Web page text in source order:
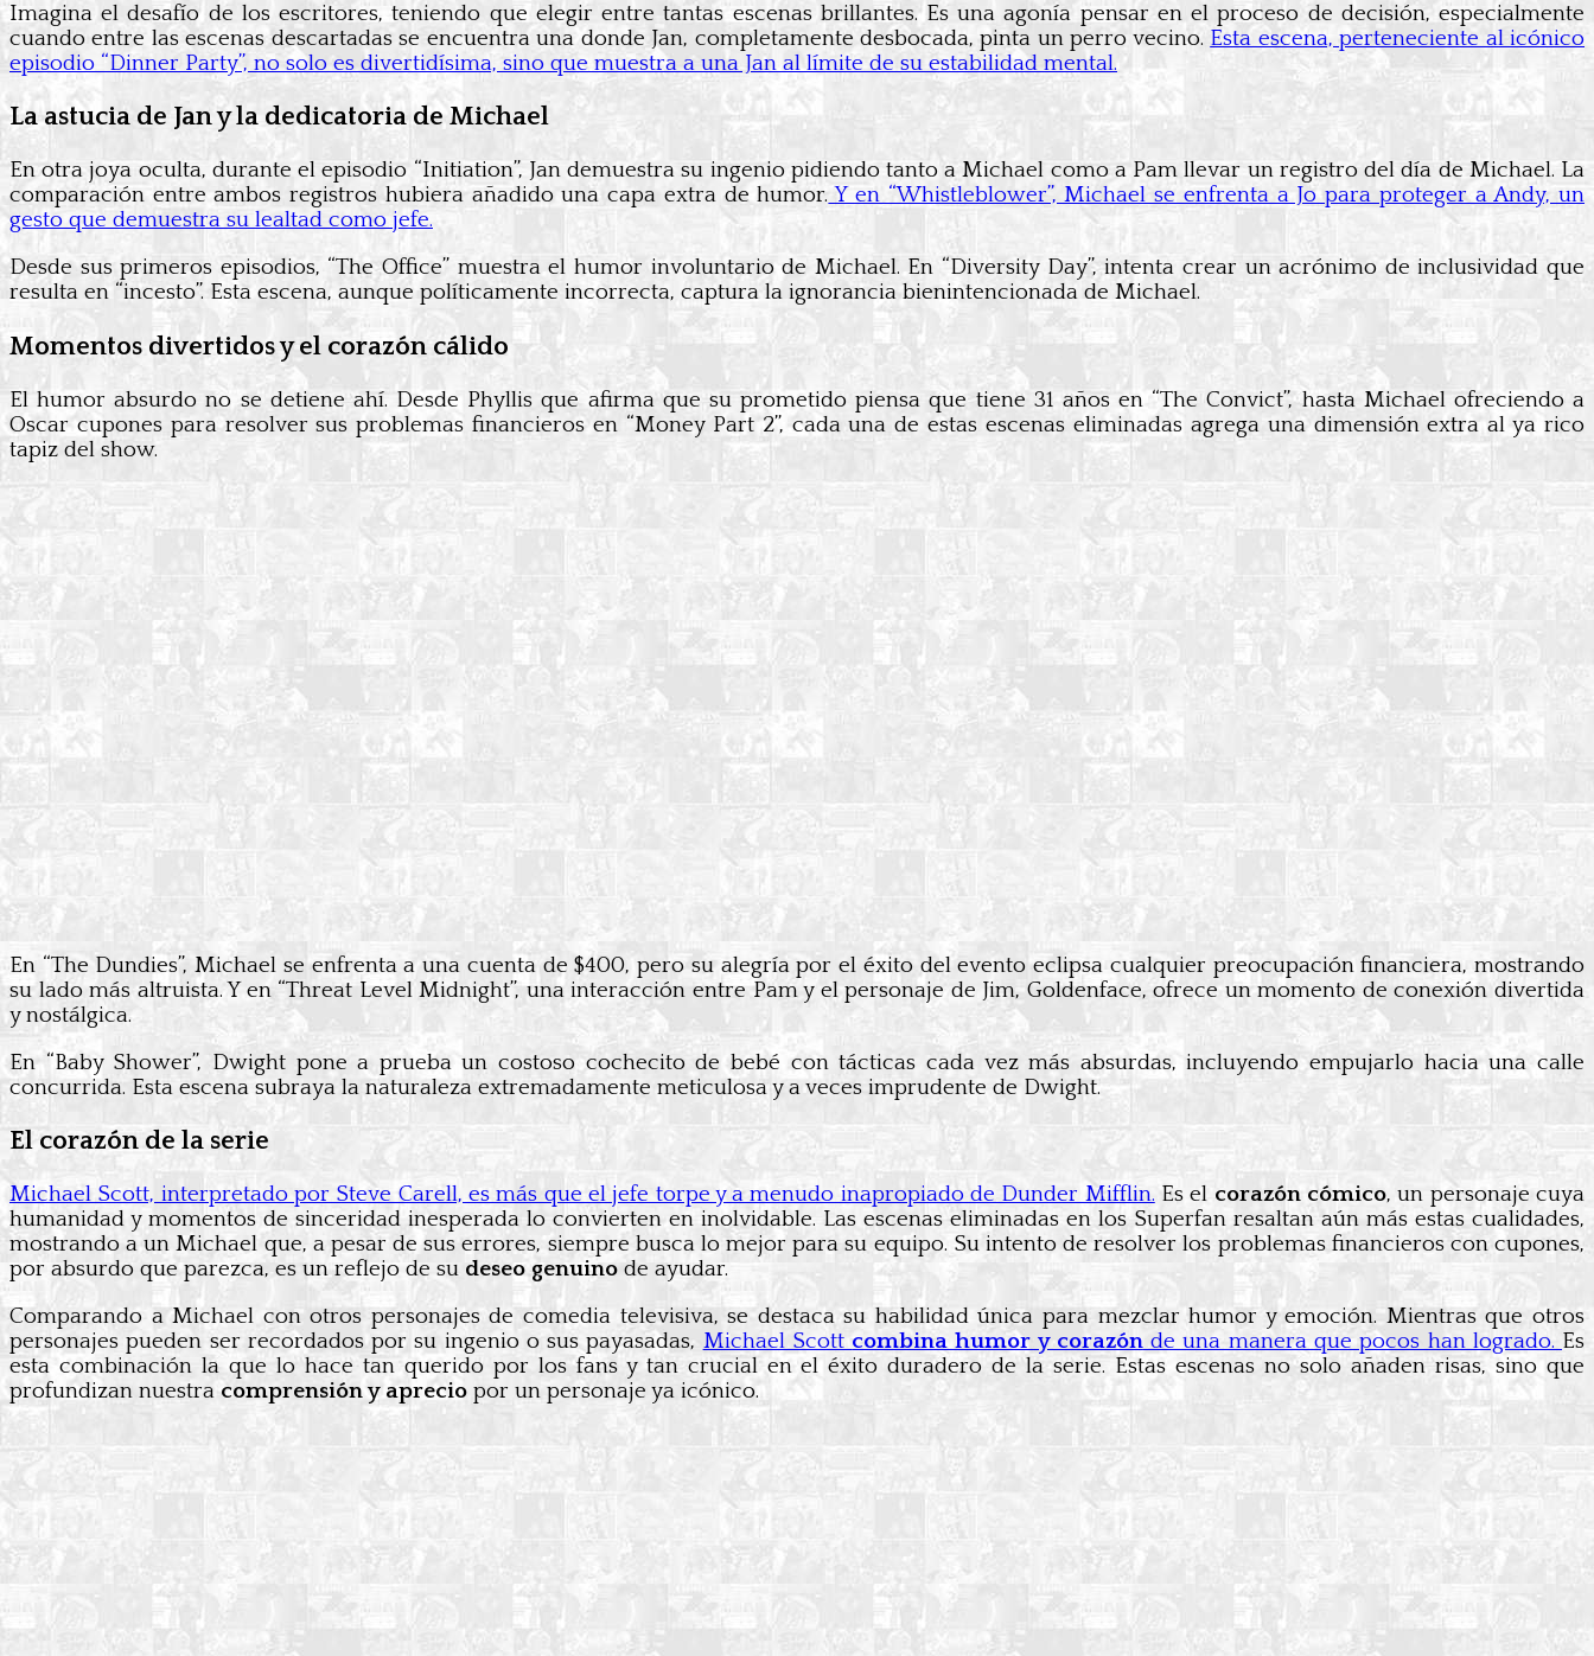
Imagina el desafío de los escritores, teniendo que elegir entre tantas escenas brillantes. Es una agonía pensar en el proceso de decisión, especialmente
cuando entre las escenas descartadas se encuentra una donde Jan, completamente desbocada, pinta un perro vecino. Esta escena, perteneciente al icónico
episodio “Dinner Party”, no solo es divertidísima, sino que muestra a una Jan al límite de su estabilidad mental.
La astucia de Jan y la dedicatoria de Michael
En otra joya oculta, durante el episodio “Initiation”, Jan demuestra su ingenio pidiendo tanto a Michael como a Pam llevar un registro del día de Michael. La
comparación entre ambos registros hubiera añadido una capa extra de humor. Y en “Whistleblower”, Michael se enfrenta a Jo para proteger a Andy, un
gesto que demuestra su lealtad como jefe.
Desde sus primeros episodios, “The Office” muestra el humor involuntario de Michael. En “Diversity Day”, intenta crear un acrónimo de inclusividad que
resulta en “incesto”. Esta escena, aunque políticamente incorrecta, captura la ignorancia bienintencionada de Michael.
Momentos divertidos y el corazón cálido
El humor absurdo no se detiene ahí. Desde Phyllis que afirma que su prometido piensa que tiene 31 años en “The Convict”, hasta Michael ofreciendo a
Oscar cupones para resolver sus problemas financieros en “Money Part 2”, cada una de estas escenas eliminadas agrega una dimensión extra al ya rico
tapiz del show.
En “The Dundies”, Michael se enfrenta a una cuenta de $400, pero su alegría por el éxito del evento eclipsa cualquier preocupación financiera, mostrando
su lado más altruista. Y en “Threat Level Midnight”, una interacción entre Pam y el personaje de Jim, Goldenface, ofrece un momento de conexión divertida
y nostálgica.
En “Baby Shower”, Dwight pone a prueba un costoso cochecito de bebé con tácticas cada vez más absurdas, incluyendo empujarlo hacia una calle
concurrida. Esta escena subraya la naturaleza extremadamente meticulosa y a veces imprudente de Dwight.
El corazón de la serie
Michael Scott, interpretado por Steve Carell, es más que el jefe torpe y a menudo inapropiado de Dunder Mifflin. Es el corazón cómico, un personaje cuya
humanidad y momentos de sinceridad inesperada lo convierten en inolvidable. Las escenas eliminadas en los Superfan resaltan aún más estas cualidades,
mostrando a un Michael que, a pesar de sus errores, siempre busca lo mejor para su equipo. Su intento de resolver los problemas financieros con cupones,
por absurdo que parezca, es un reflejo de su deseo genuino de ayudar.
Comparando a Michael con otros personajes de comedia televisiva, se destaca su habilidad única para mezclar humor y emoción. Mientras que otros
personajes pueden ser recordados por su ingenio o sus payasadas, Michael Scott combina humor y corazónde una manera que pocos han logrado. Es
esta combinación la que lo hace tan querido por los fans y tan crucial en el éxito duradero de la serie. Estas escenas no solo añaden risas, sino que
profundizan nuestra comprensión y aprecio por un personaje ya icónico.